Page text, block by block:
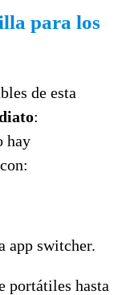
para los
de esta
:
hay
app switcher.
portátiles hasta